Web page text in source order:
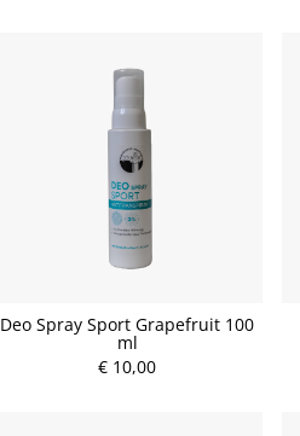
Deo Spray Sport Grapefruit 100
ml
€ 10,00